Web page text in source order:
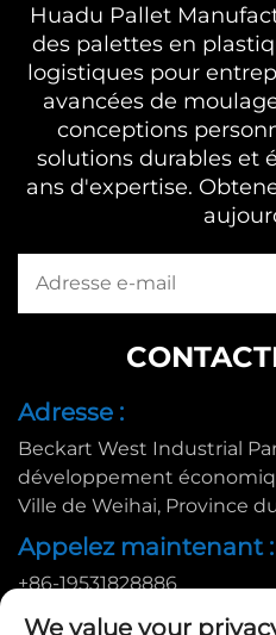
Huadu Pallet
des palettes en
logistiques pour
avancées de
conceptions
solutions durables et
ans d'expertise.
Adresse :
Beckart West Industrial
développement
Ville de Weihai, Province
Appelez maintenant :
+86-19531828886
E-mail :
We value your